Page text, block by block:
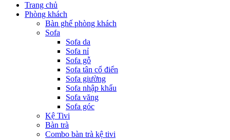
Trang chủ
Phòng khách
Bàn ghế phòng khách
Sofa
Sofa da
Sofa nỉ
Sofa gỗ
Sofa tân cổ điển
Sofa giường
Sofa nhập khẩu
Sofa văng
Sofa góc
Kệ Tivi
Bàn trà
Combo bàn trà kệ tivi